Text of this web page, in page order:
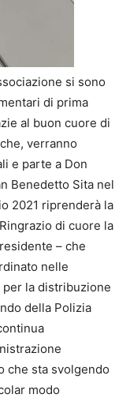
si sono
di prima
al buon cuore di
verranno
e parte a Don
Benedetto Sita nel
2021 riprenderà la
di cuore la
– che
nelle
la distribuzione
della Polizia
che sta svolgendo
modo